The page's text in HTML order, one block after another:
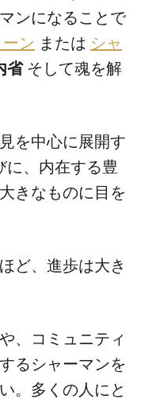
ンになることで
ン または シャ
省そして魂を解
を中心に展開す
に、内在する豊
きなものに目を
ど、進歩は大き
、コミュニティ
るシャーマンを
。多くの人にと